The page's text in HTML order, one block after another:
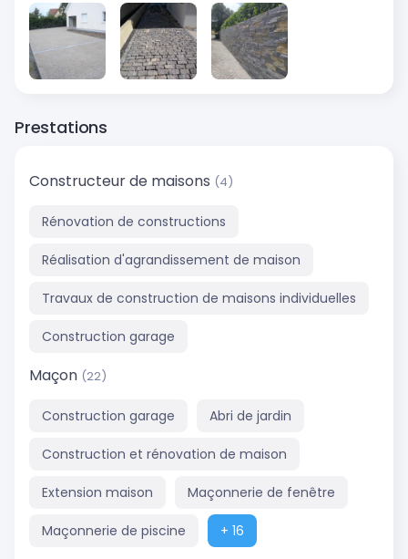
Prestations
Constructeur de maisons (4)
Rénovation de constructions
Réalisation d'agrandissement de maison
Travaux de construction de maisons individuelles
Construction garage
Maçon (22)
Construction garage Abri de jardin
Construction et rénovation de maison
Extension maison Maçonnerie de fenêtre
Maçonnerie de piscine + 16